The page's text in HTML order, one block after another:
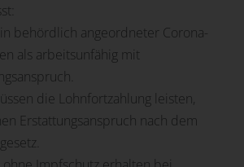
behördlich angeordneter Corona-
als arbeitsunfähig mit
die Lohnfortzahlung leisten,
Erstattungsanspruch nach dem